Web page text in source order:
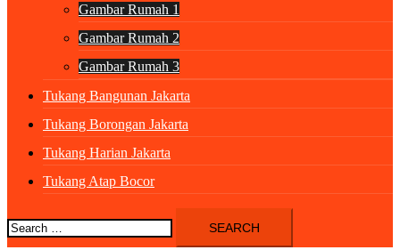
Gambar Rumah 1
Gambar Rumah 2
Gambar Rumah 3
Tukang Bangunan Jakarta
Tukang Borongan Jakarta
Tukang Harian Jakarta
Tukang Atap Bocor
Search
for: